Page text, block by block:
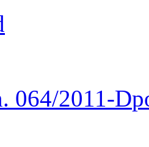
064/2011-D